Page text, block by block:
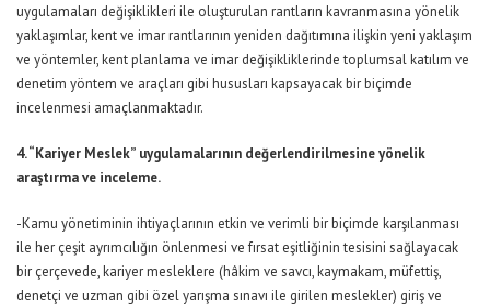
uygulamaları değişiklikleri ile oluşturulan rantların kavranmasına yönelik
yaklaşımlar, kent ve imar rantlarının yeniden dağıtımına ilişkin yeni yaklaşım
ve yöntemler, kent planlama ve imar değişikliklerinde toplumsal katılım ve
denetim yöntem ve araçları gibi hususları kapsayacak bir biçimde
incelenmesi amaçlanmaktadır.
4. “Kariyer Meslek” uygulamalarının değerlendirilmesine yönelik
araştırma ve inceleme.
-Kamu yönetiminin ihtiyaçlarının etkin ve verimli bir biçimde karşılanması
ile her çeşit ayrımcılığın önlenmesi ve fırsat eşitliğinin tesisini sağlayacak
bir çerçevede, kariyer mesleklere (hâkim ve savcı, kaymakam, müfettiş,
denetçi ve uzman gibi özel yarışma sınavı ile girilen meslekler) giriş ve